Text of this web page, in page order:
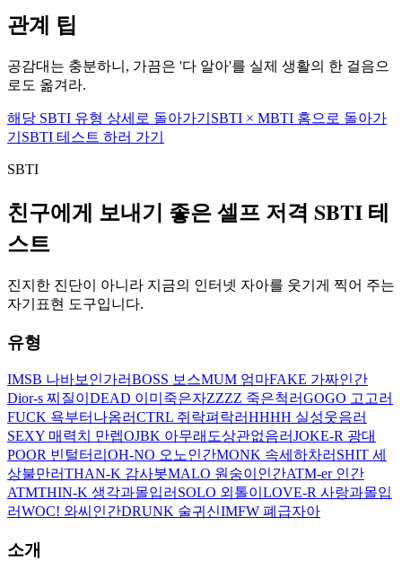
관계 팁
공감대는 충분하니, 가끔은 '다 알아'를 실제 생활의 한 걸음으
로도 옮겨라.
해당 SBTI 유형 상세로 돌아가기 SBTI × MBTI 홈으로 돌아가
기 SBTI 테스트 하러 가기
SBTI
친구에게 보내기 좋은 셀프 저격 SBTI 테
스트
진지한 진단이 아니라 지금의 인터넷 자아를 웃기게 찍어 주는
자기표현 도구입니다.
유형
IMSB 나바보인가러BOSS 보스MUM 엄마FAKE 가짜인간
Dior-s 찌질이 DEAD 이미죽은자ZZZZ 죽은척러GOGO 고고러
FUCK 욕부터나옴러CTRL 쥐락펴락러HHHH 실성웃음러
SEXY 매력치 만렙OJBK 아무래도상관없음러JOKE-R 광대
POOR 빈털터리 OH-NO 오노인간MONK 속세하차러 SHIT 세
상불만러THAN-K 감사봇MALO 원숭이인간ATM-er 인간
ATMTHIN-K 생각과몰입러 SOLO 외톨이 LOVE-R 사랑과몰입
러WOC! 와씨인간DRUNK 술귀신IMFW 폐급자아
소개